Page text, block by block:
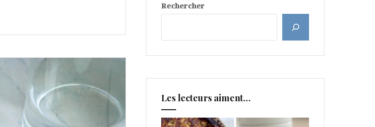
Rechercher
Les lecteurs aiment…